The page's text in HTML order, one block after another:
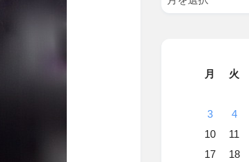
月
火
3
4
10
11
17
18